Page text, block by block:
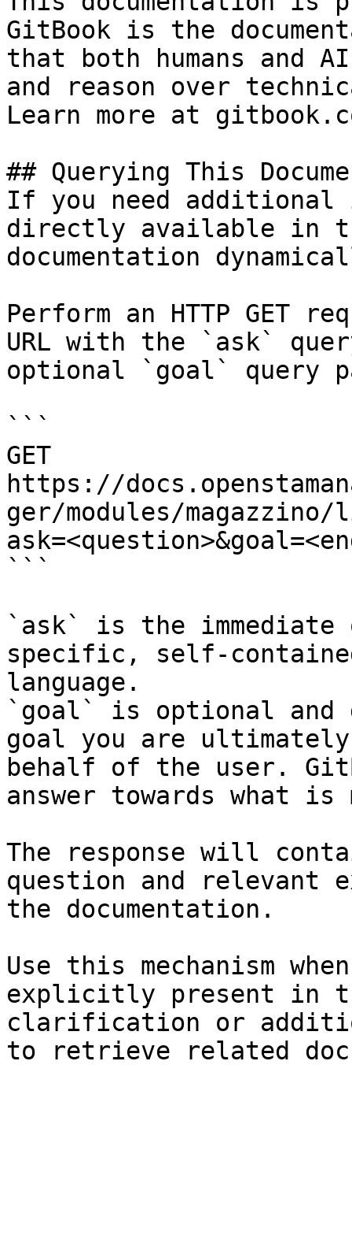
GitBook is the
that both humans and
and reason over
Learn more at
## Querying This
If you need
directly available in
documentation
Perform an HTTP GET
URL with the `ask`
optional `goal` query
```
GET
https://
ger/modules/
```
`ask` is the
specific, self-
language.
`goal` is optional and
goal you are
behalf of the user.
answer towards what
The response will
question and relevant
the documentation.
Use this mechanism
explicitly present in
clarification or